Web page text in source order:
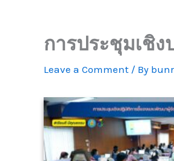
การประชุมเชิ
Leave a Comment / By